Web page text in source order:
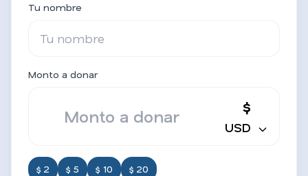
Tu nombre
Monto a donar
$
USD
$ 2 $ 5 $ 10 $ 20